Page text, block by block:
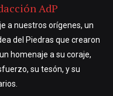
AdP
a nuestros orígenes, un
del Piedras que crearon
homenaje a su coraje,
su tesón, y su